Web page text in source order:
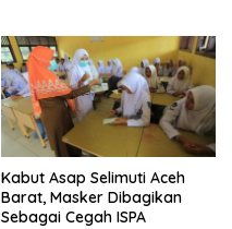
Kabut Asap Selimuti Aceh
Barat, Masker Dibagikan
Sebagai Cegah ISPA